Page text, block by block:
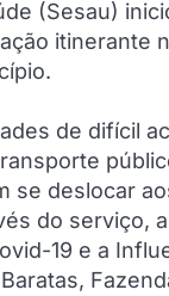
(Sesau)
itinerante
de difícil
se deslocar
do serviço,
19 e a